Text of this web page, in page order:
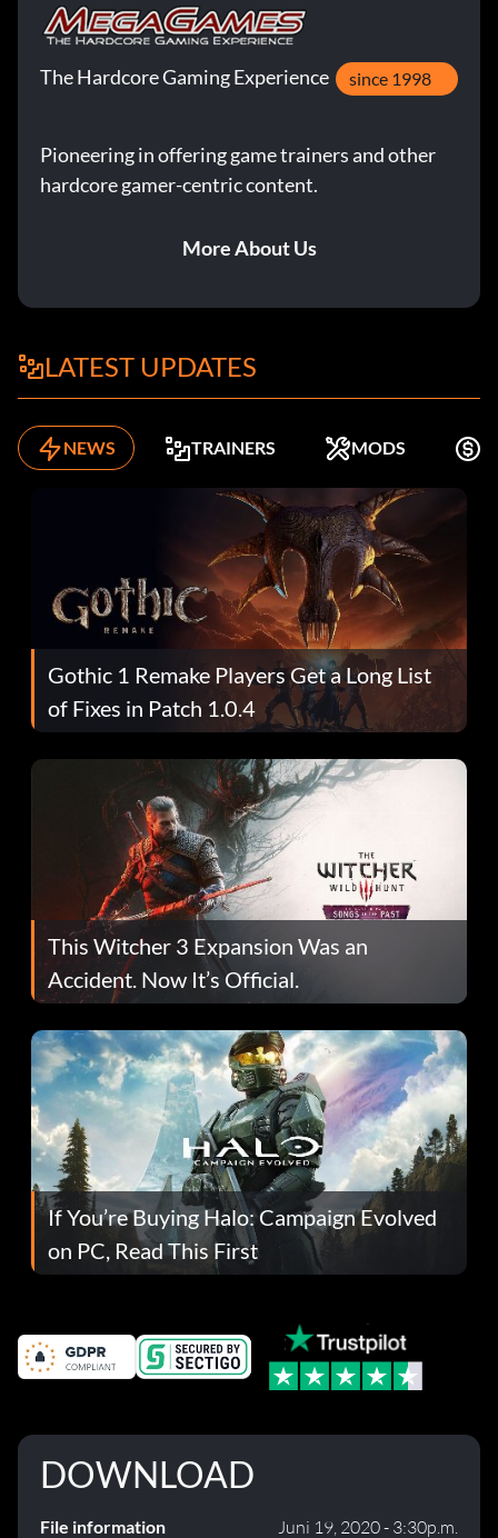
The Hardcore Gaming Experience since 1998
Pioneering in offering game trainers and other
hardcore gamer-centric content.
More About Us
LATEST UPDATES
NEWS TRAINERS MODS
Gothic 1 Remake Players Get a Long List
of Fixes in Patch 1.0.4
This Witcher 3 Expansion Was an
Accident. Now It’s Official.
If You’re Buying Halo: Campaign Evolved
on PC, Read This First
DOWNLOAD
File information Juni 19, 2020 - 3:30p.m.